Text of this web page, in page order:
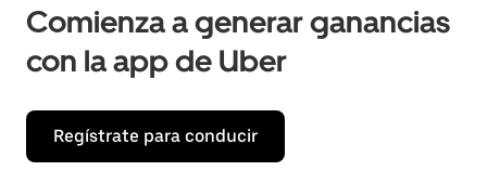
Comienza a generar ganancias
con la app de Uber
Regístrate para conducir